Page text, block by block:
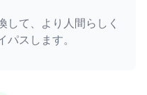
して、より人間らしく
パスします。